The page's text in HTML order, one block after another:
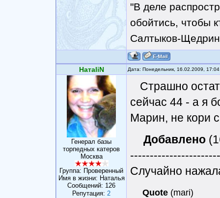
"В деле
обойтись, чтобы
Салтыков-
НатаliN Дата: Понедельник, 16.02.2009,
Генерал базы
торпедных катеров
Москва
Группа: Проверенный
Имя в жизни: Наталья
Сообщений: 126
Репутация: 2
Страшно
сейчас 44 - а я
Марин, не кори
Добавлено
Случайно
Quote (mari)